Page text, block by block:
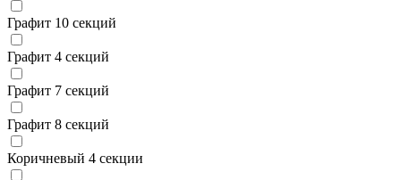
Графит 10 секций
Графит 4 секций
Графит 7 секций
Графит 8 секций
Коричневый 4 секции